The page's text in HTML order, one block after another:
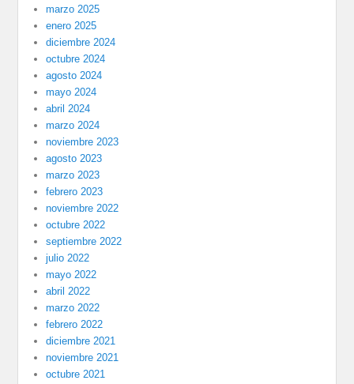
marzo 2025
enero 2025
diciembre 2024
octubre 2024
agosto 2024
mayo 2024
abril 2024
marzo 2024
noviembre 2023
agosto 2023
marzo 2023
febrero 2023
noviembre 2022
octubre 2022
septiembre 2022
julio 2022
mayo 2022
abril 2022
marzo 2022
febrero 2022
diciembre 2021
noviembre 2021
octubre 2021